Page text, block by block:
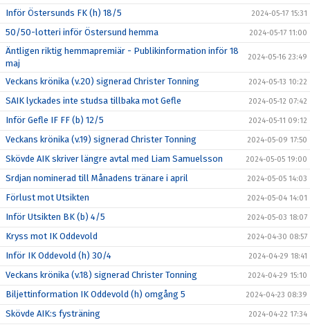
Inför Östersunds FK (h) 18/5 2024-05-17 15:31
50/50-lotteri inför Östersund hemma 2024-05-17 11:00
Äntligen riktig hemmapremiär - Publikinformation inför 18
maj
2024-05-16 23:49
Veckans krönika (v.20) signerad Christer Tonning 2024-05-13 10:22
SAIK lyckades inte studsa tillbaka mot Gefle 2024-05-12 07:42
Inför Gefle IF FF (b) 12/5 2024-05-11 09:12
Veckans krönika (v.19) signerad Christer Tonning 2024-05-09 17:50
Skövde AIK skriver längre avtal med Liam Samuelsson 2024-05-05 19:00
Srdjan nominerad till Månadens tränare i april 2024-05-05 14:03
Förlust mot Utsikten 2024-05-04 14:01
Inför Utsikten BK (b) 4/5 2024-05-03 18:07
Kryss mot IK Oddevold 2024-04-30 08:57
Inför IK Oddevold (h) 30/4 2024-04-29 18:41
Veckans krönika (v.18) signerad Christer Tonning 2024-04-29 15:10
Biljettinformation IK Oddevold (h) omgång 5 2024-04-23 08:39
Skövde AIK:s fysträning 2024-04-22 17:34